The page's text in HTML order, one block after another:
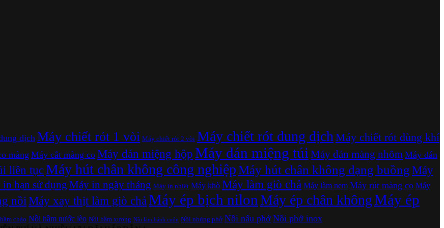
dịch Máy chiết rót 1 vòi Máy chiết rót 2 vòi Máy chiết rót dung dịchMáy chiết rót dùng khí
màng Máy cắt màng co Máy dán miệng hộpMáy dán miệng túi Máy dán màng nhôm Máy dán
liên tụcMáy hút chân không công nghiệpMáy hút chân không dạng buồngMáy
hạn sử dụng Máy in ngày tháng Máy in nhiệt Máy khò Máy làm giò chả Máy làm nem Máy rút màng co Máy
nồiMáy xay thịt làm giò chảMáy ép bịch nilonMáy ép chân khôngMáy ép
cháo Nồi hầm nước lèo Nồi hầm xương Nồi làm bánh cuốn Nồi nhúng phở Nồi nấu phở Nồi phở inox